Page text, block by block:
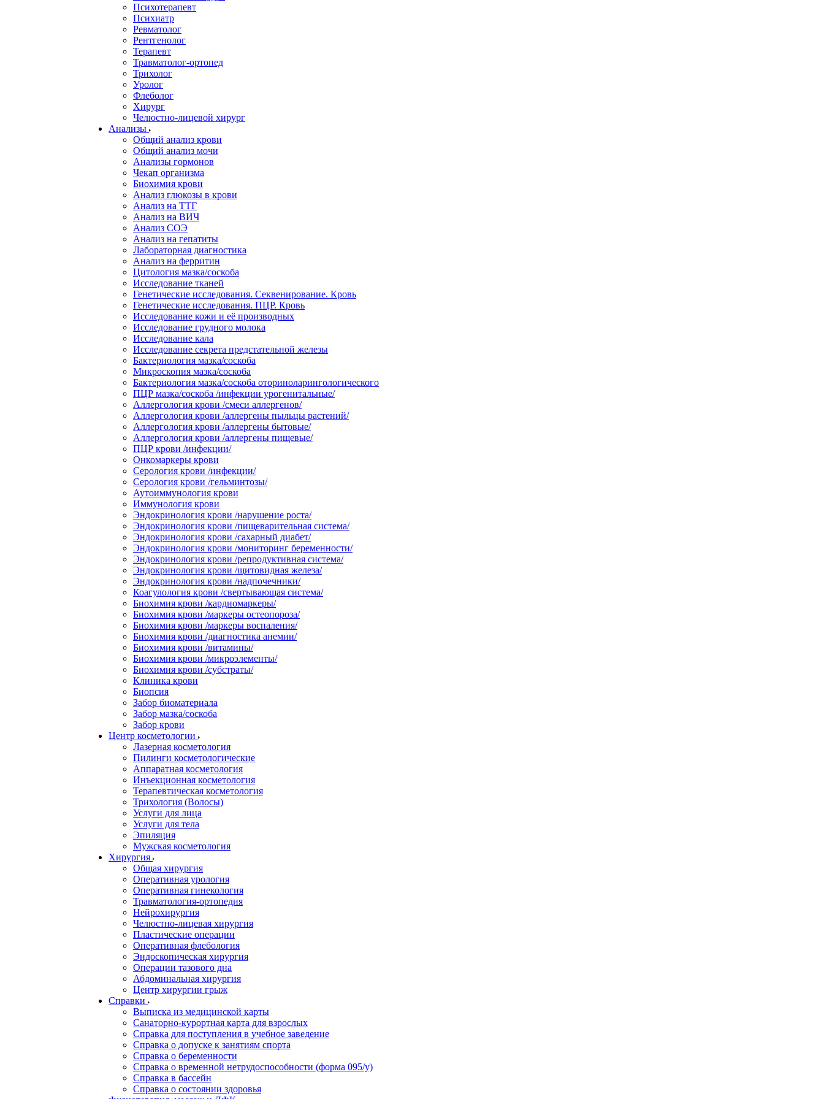
Психотерапевт
Психиатр
Ревматолог
Рентгенолог
Терапевт
Травматолог-ортопед
Трихолог
Уролог
Флеболог
Хирург
Челюстно-лицевой хирург
Анализы
Общий анализ крови
Общий анализ мочи
Анализы гормонов
Чекап организма
Биохимия крови
Анализ глюкозы в крови
Анализ на ТТГ
Анализ на ВИЧ
Анализ СОЭ
Анализ на гепатиты
Лабораторная диагностика
Анализ на ферритин
Цитология мазка/соскоба
Исследование тканей
Генетические исследования. Секвенирование. Кровь
Генетические исследования. ПЦР. Кровь
Исследование кожи и её производных
Исследование грудного молока
Исследование кала
Исследование секрета предстательной железы
Бактериология мазка/соскоба
Микроскопия мазка/соскоба
Бактериология мазка/соскоба оториноларингологического
ПЦР мазка/соскоба /инфекции урогенитальные/
Аллергология крови /смеси аллергенов/
Аллергология крови /аллергены пыльцы растений/
Аллергология крови /аллергены бытовые/
Аллергология крови /аллергены пищевые/
ПЦР крови /инфекции/
Онкомаркеры крови
Серология крови /инфекции/
Серология крови /гельминтозы/
Аутоиммунология крови
Иммунология крови
Эндокринология крови /нарушение роста/
Эндокринология крови /пищеварительная система/
Эндокринология крови /сахарный диабет/
Эндокринология крови /мониторинг беременности/
Эндокринология крови /репродуктивная система/
Эндокринология крови /щитовидная железа/
Эндокринология крови /надпочечники/
Коагулология крови /свертывающая система/
Биохимия крови /кардиомаркеры/
Биохимия крови /маркеры остеопороза/
Биохимия крови /маркеры воспаления/
Биохимия крови /диагностика анемии/
Биохимия крови /витамины/
Биохимия крови /микроэлементы/
Биохимия крови /субстраты/
Клиника крови
Биопсия
Забор биоматериала
Забор мазка/соскоба
Забор крови
Центр косметологии
Лазерная косметология
Пилинги косметологические
Аппаратная косметология
Инъекционная косметология
Терапевтическая косметология
Трихология (Волосы)
Услуги для лица
Услуги для тела
Эпиляция
Мужская косметология
Хирургия
Общая хирургия
Оперативная урология
Оперативная гинекология
Травматология-ортопедия
Нейрохирургия
Челюстно-лицевая хирургия
Пластические операции
Оперативная флебология
Эндоскопическая хирургия
Операции тазового дна
Абдоминальная хирургия
Центр хирургии грыж
Справки
Выписка из медицинской карты
Санаторно-курортная карта для взрослых
Справка для поступления в учебное заведение
Справка о допуске к занятиям спорта
Справка о беременности
Справка о временной нетрудоспособности (форма 095/у)
Справка в бассейн
Справка о состоянии здоровья